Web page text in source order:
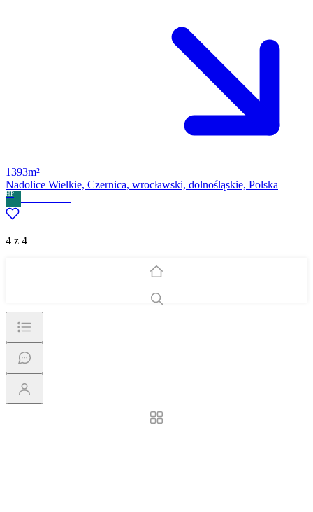
1393m²
Nadolice Wielkie, Czernica, wrocławski, dolnośląskie, Polska
HP
4 z 4